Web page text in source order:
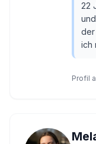
22
der
ich
Profil